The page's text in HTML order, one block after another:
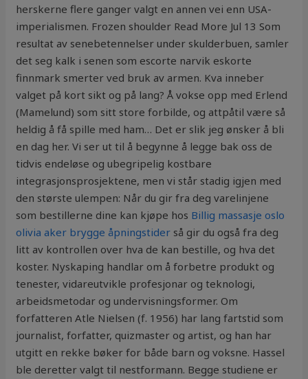
herskerne flere ganger valgt en annen vei enn USA-
imperialismen. Frozen shoulder Read More Jul 13 Som
resultat av senebetennelser under skulderbuen, samler
det seg kalk i senen som escorte narvik eskorte
finnmark smerter ved bruk av armen. Kva inneber
valget på kort sikt og på lang? Å vokse opp med Erlend
(Mamelund) som sitt store forbilde, og attpåtil være så
heldig å få spille med ham… Det er slik jeg ønsker å bli
en dag her. Vi ser ut til å begynne å legge bak oss de
tidvis endeløse og ubegripelig kostbare
integrasjonsprosjektene, men vi står stadig igjen med
den største ulempen: Når du gir fra deg varelinjene
som bestillerne dine kan kjøpe hos Billig massasje oslo
olivia aker brygge åpningstider så gir du også fra deg
litt av kontrollen over hva de kan bestille, og hva det
koster. Nyskaping handlar om å forbetre produkt og
tenester, vidareutvikle profesjonar og teknologi,
arbeidsmetodar og undervisningsformer. Om
forfatteren Atle Nielsen (f. 1956) har lang fartstid som
journalist, forfatter, quizmaster og artist, og han har
utgitt en rekke bøker for både barn og voksne. Hassel
ble deretter valgt til nestformann. Begge studiene er